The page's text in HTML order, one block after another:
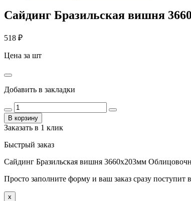
Сайдинг Бразильская вишня
518 ₽
Цена за шт
Добавить в закладки
В корзину
Заказать в 1 клик
Быстрый заказ
Сайдинг Бразильская вишня 3660х203мм
Просто заполните форму и ваш заказ сразу поступит
x